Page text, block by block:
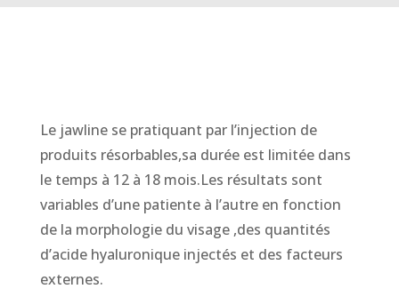
Le jawline se pratiquant par l’injection de
produits résorbables,sa durée est limitée dans
le temps à 12 à 18 mois.Les résultats sont
variables d’une patiente à l’autre en fonction
de la morphologie du visage ,des quantités
d’acide hyaluronique injectés et des facteurs
externes.